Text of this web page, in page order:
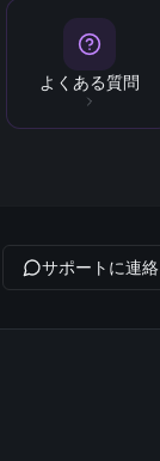
よくある質問
サポートに連絡